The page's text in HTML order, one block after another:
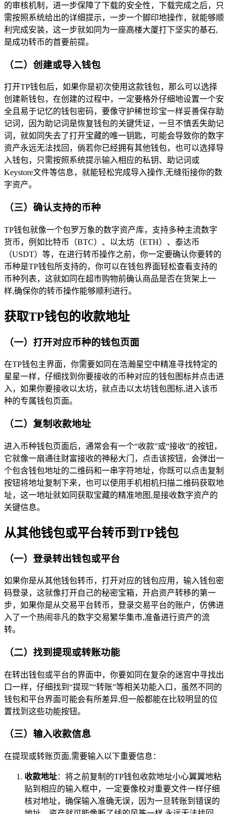
的审核机制，进一步保障了下载的安全性，下载完成之后，只
需按照系统给出的详细提示，一步一个脚印地操作，就能够顺
利完成安装，这一步就如同为一座高楼大厦打下坚实的基石,
是成功转币的首要前提。
（二）创建或导入钱包
打开TP钱包后，如果你是初次使用这款钱包，那么可以选择
创建新钱包，在创建的过程中，一定要格外仔细地设置一个安
全且易于记忆的钱包密码，要像守护稀世珍宝一样妥善保存助
记词，因为助记词是恢复钱包的关键凭证，一旦不慎丢失助记
词，就如同失去了打开宝藏的唯一钥匙，可能会导致你的数字
资产永远无法找回，倘若你已经拥有其他钱包，也可以选择导
入钱包，只需按照系统提示输入相应的私钥、助记词或
Keystore文件等信息，就能轻松完成导入操作,无缝衔接你的数
字资产。
（三）确认支持的币种
TP钱包就像一个包罗万象的数字资产库，支持多种主流数字
货币，例如比特币（BTC）、以太坊（ETH）、泰达币
（USDT）等，在进行转币操作之前，你一定要确认你要转的
币种是TP钱包所支持的，你可以在钱包界面轻松查看支持的
币种列表，这就如同在超市购物前确认商品是否在货架上一
样,确保你的转币操作能够顺利进行。
获取TP钱包的收款地址
（一）打开对应币种的钱包页面
在TP钱包主界面，你需要如同在浩瀚星空中精准寻找特定的
星星一样，仔细找到你要接收的币种对应的钱包图标并点击进
入，如果你要接收以太坊，就点击以太坊钱包图标,进入该币
种的专属钱包页面。
（二）复制收款地址
进入币种钱包页面后，通常会有一个“收款”或“接收”的按钮，
它就像一扇通往财富接收的神秘大门，点击该按钮，会弹出一
个包含钱包地址的二维码和一串字符地址，你既可以点击复制
按钮将地址复制下来，也可以使用手机相机扫描二维码获取地
址，这一地址就如同获取宝藏的精准地图,是接收数字资产的
关键信息。
从其他钱包或平台转币到TP钱包
（一）登录转出钱包或平台
如果你是从其他钱包转币，打开对应的钱包应用，输入钱包密
码登录，这就像打开自己的秘密宝箱，开启资产转移的第一
步，如果你是从交易平台转币，登录交易平台的账户，仿佛进
入了一个热闹非凡的数字交易繁华集市,准备进行资产的流
转。
（二）找到提现或转账功能
在转出钱包或平台的界面中，你要如同在复杂的迷宫中寻找出
口一样，仔细找到“提现”“转账”等相关功能入口，虽然不同的
钱包和平台界面可能会有所差异,但一般都能在比较明显的位
置找到这些功能按钮。
（三）输入收款信息
在提现或转账页面,需要输入以下重要信息：
收款地址：将之前复制的TP钱包收款地址小心翼翼地粘
贴到相应的输入框中，一定要像校对重要文件一样仔细
核对地址，确保输入准确无误，因为一旦转账到错误的